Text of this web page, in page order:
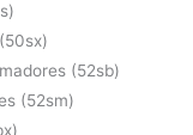
(52sb)
(52sm)